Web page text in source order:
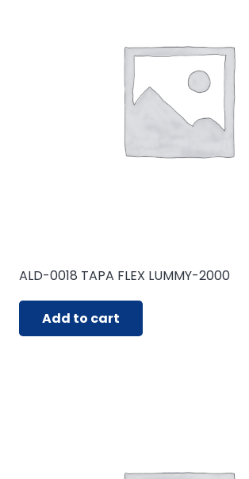
ALD-0018 TAPA FLEX LUMMY-2000
Add to cart